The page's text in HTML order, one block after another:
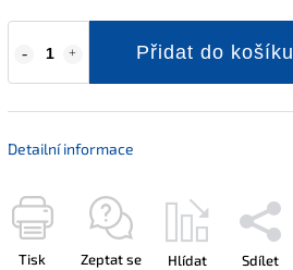
Přidat do košíku
Detailní informace
Tisk Zeptat se Hlídat Sdílet